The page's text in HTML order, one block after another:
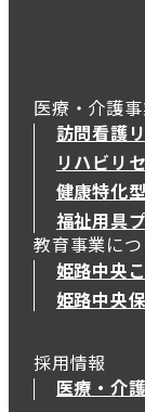
医療・介護
訪問看護
リハビリ
健康特化
健康特化
福祉用具
教育事業に
姫路中央
姫路中央
採用情報
医療・介